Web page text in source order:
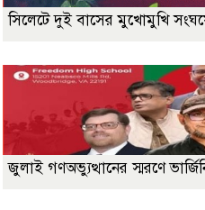
সিলেটে দুই বাসের মুখোমুখি
জুলাই গণঅভ্যুত্থানের স্মরণে